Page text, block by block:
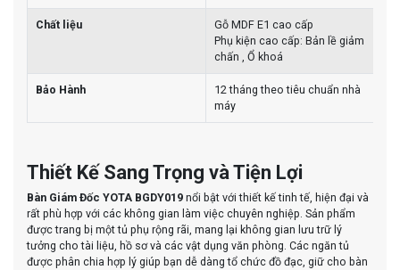
Chất liệu GỗMDF E1 cao cấp
Phụ kiện cao cấp: Bản lề giảm
chấn , Ổ khoá
Bảo Hành
12 tháng theo tiêu chuẩn nhà
máy
Thiết Kế Sang Trọng và Tiện Lợi
Bàn Giám Đốc YOTA BGDY019 nổi bật với thiết kế tinh tế, hiện đại và
rất phù hợp với các không gian làm việc chuyên nghiệp. Sản phẩm
được trang bị một tủ phụ rộng rãi, mang lại không gian lưu trữ lý
tưởng cho tài liệu, hồ sơ và các vật dụng văn phòng. Các ngăn tủ
được phân chia hợp lý giúp bạn dễ dàng tổ chức đồ đạc, giữ cho bàn